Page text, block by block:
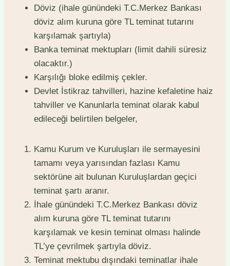
Döviz (ihale günündeki T.C.Merkez Bankası
döviz alım kuruna göre TL teminat tutarını
karşılamak şartıyla)
Banka teminat mektupları (limit dahili süresiz
olacaktır.)
Karşılığı bloke edilmiş çekler.
Devlet İstikraz tahvilleri, hazine kefaletine haiz
tahviller ve Kanunlarla teminat olarak kabul
edileceği belirtilen belgeler,
Kamu Kurum ve Kuruluşları ile sermayesini
tamamı veya yarısından fazlası Kamu
sektörüne ait bulunan Kuruluşlardan geçici
teminat şartı aranır.
İhale günündeki T.C.Merkez Bankası döviz
alım kuruna göre TL teminat tutarını
karşılamak ve kesin teminat olması halinde
TL’ye çevrilmek şartıyla döviz.
Teminat mektubu dışındaki teminatlar ihale